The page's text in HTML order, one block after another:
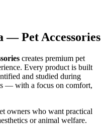
— Pet Accessories
creates premium pet
Every product is built
and studied during
— with a focus on comfort,
owners who want practical
or animal welfare.